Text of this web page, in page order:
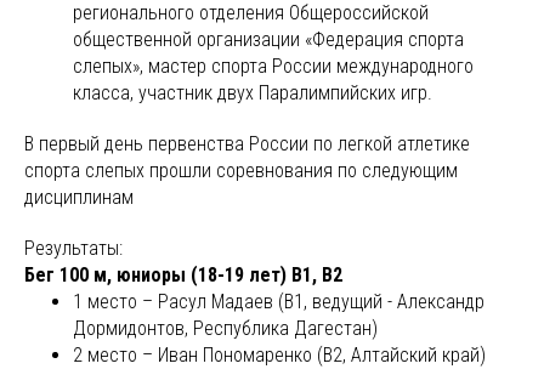
регионального отделения Общероссийской
общественной организации «Федерация спорта
слепых», мастер спорта России международного
класса, участник двух Паралимпийских игр.
В первый день первенства России по легкой атлетике
спорта слепых прошли соревнования по следующим
дисциплинам
Результаты:
Бег 100 м, юниоры (18-19 лет) В1, В2
1 место – Расул Мадаев (В1, ведущий - Александр
Дормидонтов, Республика Дагестан)
2 место – Иван Пономаренко (В2, Алтайский край)